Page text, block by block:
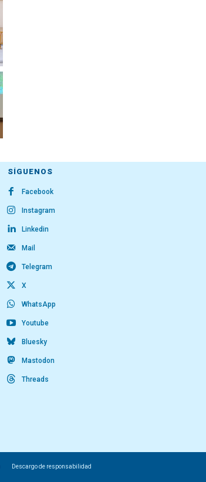
SÍGUENOS
Facebook
Instagram
Linkedin
Mail
Telegram
X
WhatsApp
Youtube
Bluesky
Mastodon
Threads
Descargo de responsabilidad